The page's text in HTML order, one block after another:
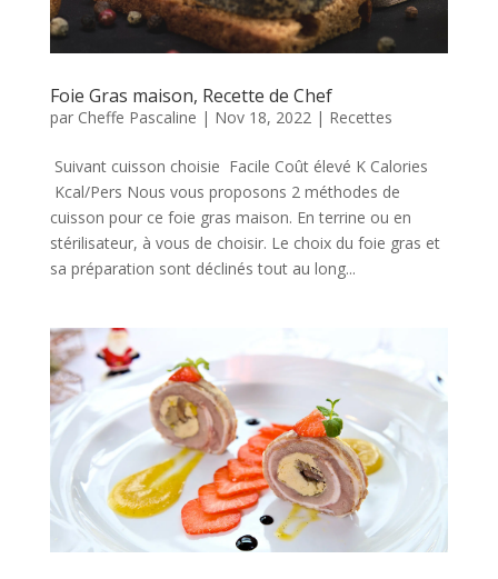
Foie Gras maison, Recette de Chef
par Cheffe Pascaline | Nov 18, 2022| Recettes
Suivant cuisson choisie Facile Coût élevé K Calories
Kcal/Pers Nous vous proposons 2 méthodes de
cuisson pour ce foie gras maison. En terrine ou en
stérilisateur, à vous de choisir. Le choix du foie gras et
sa préparation sont déclinés tout au long...